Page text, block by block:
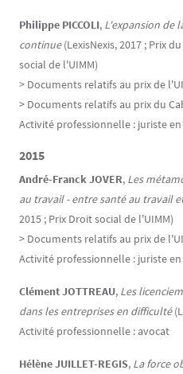
Philippe PICCOLI, L'expansion de
continue(LexisNexis, 2017 ; Prix
social de l'UIMM)
> Documents relatifs au prix de
> Documents relatifs au prix du
Activité professionnelle : juriste
2015
André-Franck JOVER, Les
au travail - entre santé au travail
2015 ; Prix Droit social de l'UIMM)
> Documents relatifs au prix de
Activité professionnelle : juriste
Clément JOTTREAU, Les
dans les entreprises en difficulté
Activité professionnelle : avocat
Hélène JUILLET-REGIS, La force